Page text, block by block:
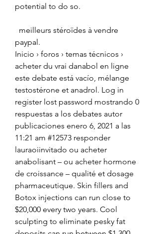
potential to do so.
paypal.
Inicio › foros › temas técnicos ›
acheter du vrai danabol en ligne
este debate está vacío, mélange
testostérone et anadrol. Log in
register lost password mostrando 0
respuestas a los debates autor
publicaciones enero 6, 2021 a las
11:21 am #12573 responder
lauraoiinvitado ou acheter
anabolisant – ou acheter hormone
de croissance – qualité et dosage
pharmaceutique. Skin fillers and
Botox injections can run close to
$20,000 every two years. Cool
sculpting to eliminate pesky fat